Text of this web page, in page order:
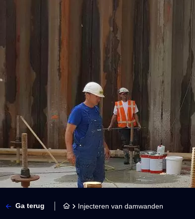
Ga terug Injecteren van damwanden